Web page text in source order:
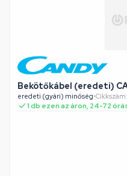
Bekötőkábel (eredeti)
eredeti (gyári) minőség•
1 db ezen az áron, 24-72